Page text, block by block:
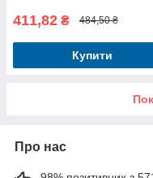
411,82 ₴ 484,50 ₴
Купити
Про нас